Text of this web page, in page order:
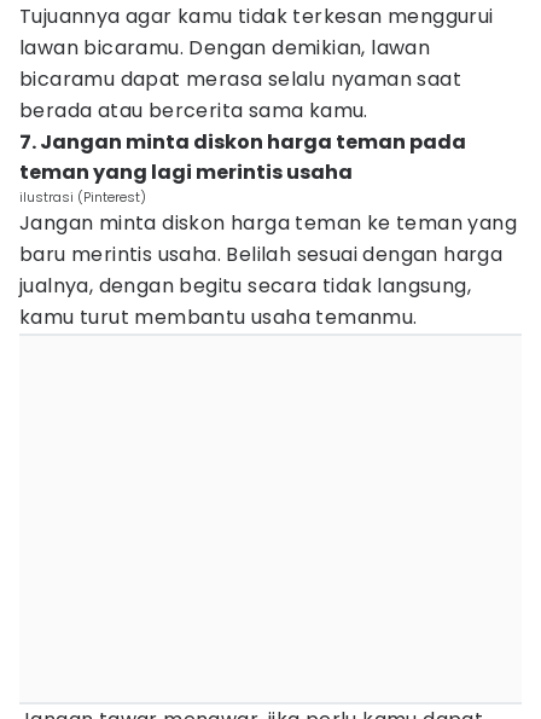
Tujuannya agar kamu tidak terkesan menggurui
lawan bicaramu. Dengan demikian, lawan
bicaramu dapat merasa selalu nyaman saat
berada atau bercerita sama kamu.
7. Jangan minta diskon harga teman pada
teman yang lagi merintis usaha
ilustrasi (Pinterest)
Jangan minta diskon harga teman ke teman yang
baru merintis usaha. Belilah sesuai dengan harga
jualnya, dengan begitu secara tidak langsung,
kamu turut membantu usaha temanmu.